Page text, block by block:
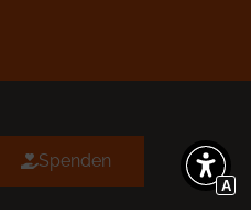
Spenden
A